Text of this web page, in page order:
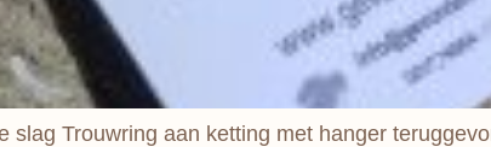
Trouwring aan ketting met hanger